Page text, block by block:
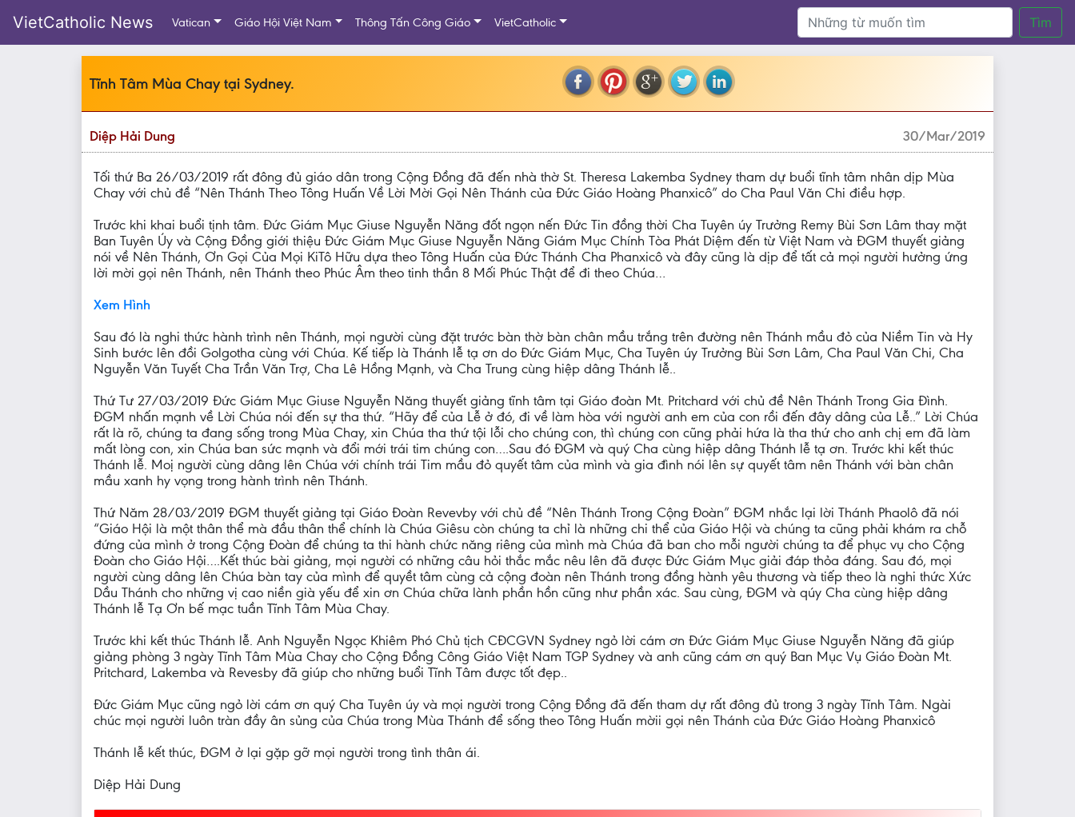
VietCatholic News Vatican Giáo Hội Việt Nam Thông Tấn Công Giáo VietCatholic Tìm
Tĩnh Tâm Mùa Chay tại Sydney.
Diệp Hải Dung 30/Mar/2019
Tối thứ Ba 26/03/2019 rất đông đủ giáo dân trong Cộng Đồng đã đến nhà thờ St. Theresa Lakemba Sydney tham dự buổi tĩnh tâm nhân dịp Mùa
Chay với chủ đề “Nên Thánh Theo Tông Huấn Về Lời Mời Gọi Nên Thánh của Đức Giáo Hoàng Phanxicô” do Cha Paul Văn Chi điều hợp.
Trước khi khai buổi tịnh tâm. Đức Giám Mục Giuse Nguyễn Năng đốt ngọn nến Đức Tin đồng thời Cha Tuyên úy Trưởng Remy Bùi Sơn Lâm thay mặt
Ban Tuyên Úy và Cộng Đồng giới thiệu Đức Giám Mục Giuse Nguyễn Năng Giám Mục Chính Tòa Phát Diệm đến từ Việt Nam và ĐGM thuyết giảng
nói về Nên Thánh, Ơn Gọi Của Mọi KiTô Hữu dựa theo Tông Huấn của Đức Thánh Cha Phanxicô và đây cũng là dịp để tất cả mọi người hưởng ứng
lời mời gọi nên Thánh, nên Thánh theo Phúc Âm theo tinh thần 8 Mối Phúc Thật để đi theo Chúa…
Xem Hình
Sau đó là nghi thức hành trình nên Thánh, mọi người cùng đặt trước bàn thờ bàn chân mầu trắng trên đường nên Thánh mầu đỏ của Niềm Tin và Hy
Sinh bước lên đồi Golgotha cùng với Chúa. Kế tiếp là Thánh lễ tạ ơn do Đức Giám Mục, Cha Tuyên úy Trưởng Bùi Sơn Lâm, Cha Paul Văn Chi, Cha
Nguyễn Văn Tuyết Cha Trần Văn Trợ, Cha Lê Hồng Mạnh, và Cha Trung cùng hiệp dâng Thánh lễ..
Thứ Tư 27/03/2019 Đức Giám Mục Giuse Nguyễn Năng thuyết giảng tĩnh tâm tại Giáo đoàn Mt. Pritchard với chủ đề Nên Thánh Trong Gia Đình.
ĐGM nhấn mạnh về Lời Chúa nói đến sự tha thứ. “Hãy để của Lễ ở đó, đi về làm hòa với người anh em của con rồi đến đây dâng của Lễ..” Lời Chúa
rất là rõ, chúng ta đang sống trong Mùa Chay, xin Chúa tha thứ tội lỗi cho chúng con, thì chúng con cũng phải hứa là tha thứ cho anh chị em đã làm
mất lòng con, xin Chúa ban sức mạnh và đổi mới trái tim chúng con….Sau đó ĐGM và quý Cha cùng hiệp dâng Thánh lễ tạ ơn. Trước khi kết thúc
Thánh lễ. Moị người cùng dâng lên Chúa với chính trái Tim mầu đỏ quyết tâm của mình và gia đình nói lên sự quyết tâm nên Thánh với bàn chân
mầu xanh hy vọng trong hành trình nên Thánh.
Thứ Năm 28/03/2019 ĐGM thuyết giảng tại Giáo Đoàn Revevby với chủ đề “Nên Thánh Trong Cộng Đoàn” ĐGM nhắc lại lời Thánh Phaolô đã nói
“Giáo Hội là một thân thể mà đầu thân thể chính là Chúa Giêsu còn chúng ta chỉ là những chi thể của Giáo Hội và chúng ta cũng phải khám ra chỗ
đứng của mình ở trong Cộng Đoàn để chúng ta thi hành chức năng riêng của mình mà Chúa đã ban cho mỗi người chúng ta để phục vụ cho Cộng
Đoàn cho Giáo Hội….Kết thúc bài giảng, mọi người có những câu hỏi thắc mắc nêu lên đã được Đức Giám Mục giải đáp thỏa đáng. Sau đó, mọi
người cùng dâng lên Chúa bàn tay của mình để quyềt tâm cùng cả cộng đoàn nên Thánh trong đồng hành yêu thương và tiếp theo là nghi thức Xức
Dầu Thánh cho những vị cao niền già yếu để xin ơn Chúa chữa lành phần hồn cũng như phần xác. Sau cùng, ĐGM và qúy Cha cùng hiệp dâng
Thánh lễ Tạ Ơn bế mạc tuần Tĩnh Tâm Mùa Chay.
Trước khi kết thúc Thánh lễ. Anh Nguyễn Ngọc Khiêm Phó Chủ tịch CĐCGVN Sydney ngỏ lời cám ơn Đức Giám Mục Giuse Nguyễn Năng đã giúp
giảng phòng 3 ngày Tĩnh Tâm Mùa Chay cho Cộng Đồng Công Giáo Việt Nam TGP Sydney và anh cũng cám ơn quý Ban Mục Vụ Giáo Đoàn Mt.
Pritchard, Lakemba và Revesby đã giúp cho những buổi Tĩnh Tâm được tốt đẹp..
Đức Giám Mục cũng ngỏ lời cám ơn quý Cha Tuyên úy và mọi người trong Cộng Đồng đã đến tham dự rất đông đủ trong 3 ngày Tĩnh Tâm. Ngài
chúc mọi người luôn tràn đầy ân sủng của Chúa trong Mùa Thánh để sống theo Tông Huấn mờii gọi nên Thánh của Đức Giáo Hoàng Phanxicô
Thánh lễ kết thúc, ĐGM ở lại gặp gỡ mọi người trong tình thân ái.
Diệp Hải Dung